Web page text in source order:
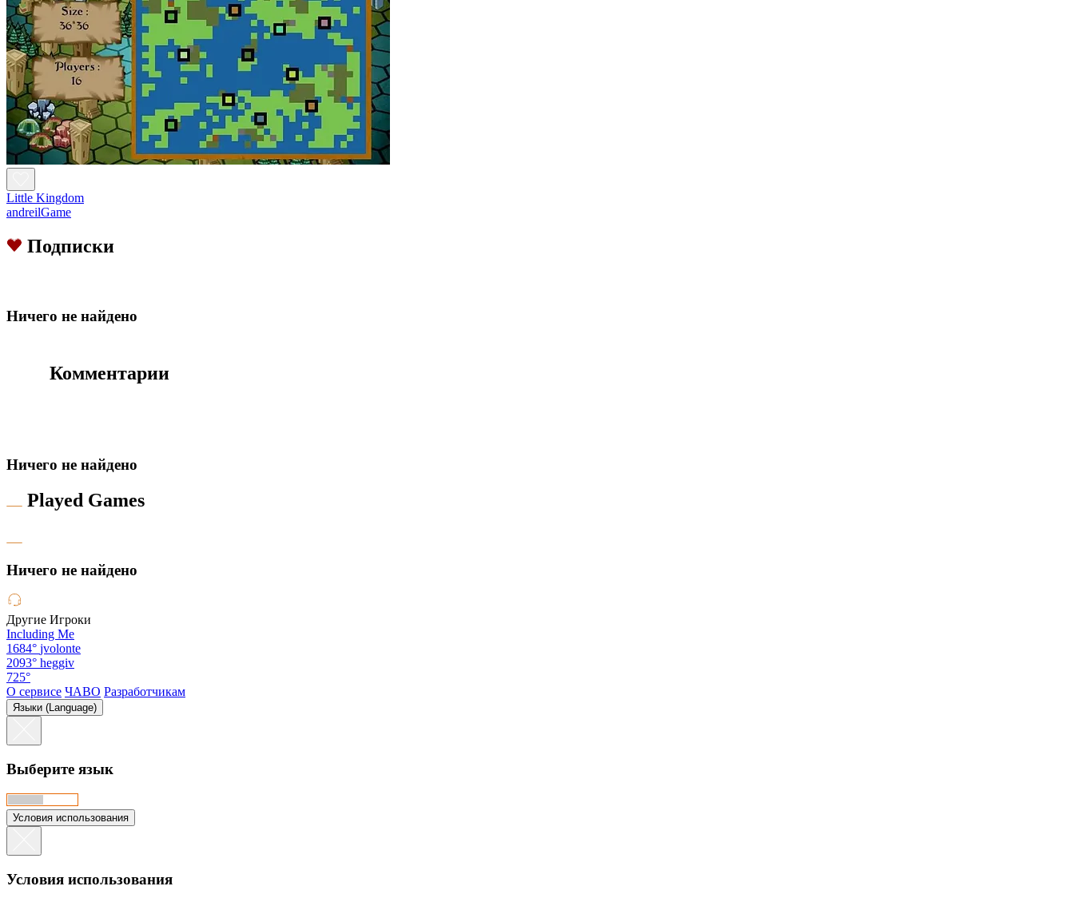
Little Kingdom
andreilGame
Подписки
Hичего не найдено
Комментарии
Hичего не найдено
Played Games
Hичего не найдено
Другие Игроки
Including Me
1684° jvolonte
2093° heggiv
725°
О сервисе ЧАВО Разработчикам
Языки (Language)
Выберите язык
Условия использования
Условия использования